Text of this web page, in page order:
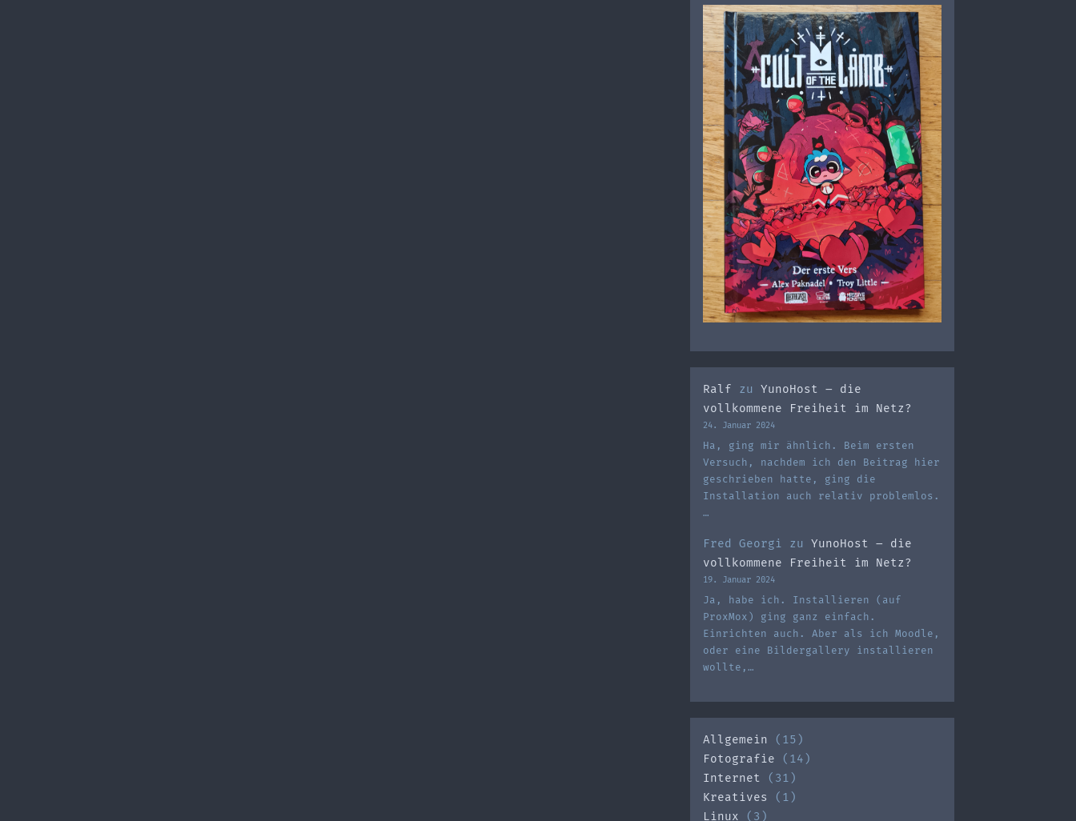
Ralf zu YunoHost – die
vollkommene Freiheit im Netz?
24. Januar 2024
Ha, ging mir ähnlich. Beim ersten
Versuch, nachdem ich den Beitrag hier
geschrieben hatte, ging die
Installation auch relativ problemlos.
…
Fred Georgi zu YunoHost – die
vollkommene Freiheit im Netz?
19. Januar 2024
Ja, habe ich. Installieren (auf
ProxMox) ging ganz einfach.
Einrichten auch. Aber als ich Moodle,
oder eine Bildergallery installieren
wollte,…
Allgemein (15)
Fotografie (14)
Internet (31)
Kreatives
(1)
Linux (3)